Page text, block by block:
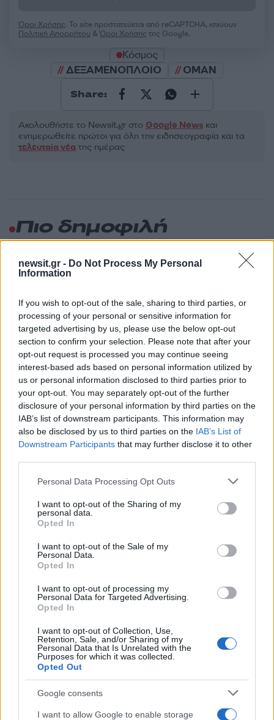
newsit.gr - Do Not Process My Personal
Information
If you wish to opt-out of the sale, sharing to third parties, or
processing of your personal or sensitive information for
targeted advertising by us, please use the below opt-out
section to confirm your selection. Please note that after your
opt-out request is processed you may continue seeing
interest-based ads based on personal information utilized by
us or personal information disclosed to third parties prior to
your opt-out. You may separately opt-out of the further
disclosure of your personal information by third parties on the
IAB’s list of downstream participants. This information may
also be disclosed by us to third parties on the IAB’s List of
Downstream Participants that may further disclose it to other
Please note that this website/app uses one or more Google
not limited to your visit or usage behaviour. You may click to
grant or deny consent to Google and its third-party tags to
use your data for below specified purposes in below Google
consent section.
Personal Data Processing Opt Outs
I want to opt-out of the Sharing of my
personal data.
Opted In
I want to opt-out of the Sale of my
Personal Data.
Opted In
I want to opt-out of processing my
Personal Data for Targeted Advertising.
Opted In
I want to opt-out of Collection, Use,
Retention, Sale, and/or Sharing of my
Personal Data that Is Unrelated with the
Purposes for which it was collected.
Opted Out
Google consents
I want to allow Google to enable storage
Όροι Χρήσης. Το site προστατεύεται από reCAPTCHA, ισχύουν
Πολιτική Απορρήτου &Όροι Χρήσης της Google.
Κόσμος
ΔΕΞΑΜΕΝΟΠΛΟΙΟ
ΟΜΑΝ
Share:
Ακολουθήστε το Νewsit.gr στο Google News και
ενημερωθείτε πρώτοι για όλη την ειδησεογραφία και τα
τελευταία νέα της ημέρας
Πιο δημοφιλή
1 Τουρισμός για Όλους 2026: Σήμερα ανοίγει
η πλατφόρμα – Ποια ΑΦΜ προηγούνται
στις αιτήσεις
2ταξίδι στην Αράχωβα – Όσα ισχυρίστηκε ο
26χρονος για τον θάνατο της Βρετανίδας
3Μύκονος: Βίντεο με τους αστυνομικούς να
εντοπίζουν την τσάντα Hermès και το
Rolex όπου άρπαξε Έλληνας οδηγός από
Ουκρανό τουρίστα
4Η φωτιά στη Δυτική Αττική, από την
κορυφή του Κιθαιρώνα – Το εντυπωσιακό
timelapse βίντεο
5Μυστράς: «Φρούριο» το ξενοδοχείο που
έκρυβε τη σορό του 90χρονου ο γιος του –
«Είχαμε να τον δούμε πάνω από 3 χρόνια»
Πιο σχολιασμένα
Μητσοτάκης στην υπογραφή συμφωνίας
για την ηλεκτρική διασύνδεση Ελλάδας –
είσοδος της Meridiam στην GSI
Το τελευταίο αντίο στον Γιάννη
εκείνο το σπάνιο μέταλλο μιας άλλης
εποχής», είπε ο Κυριάκος Μητσοτάκης
στον επικήδειο
Νέες απώλειες για την Καρυστιανού:
Παραιτήθηκαν Μουτσάτσου, Ιωαννίδου
και Κοτσόργιος - «Αποχωρώ από μια
αυταπάτη»
66 Αυγερινός, Μουτσάτσου και ακόμη 20
πρώην στελέχη κατά Καρυστιανού: «Δεν
αποχωρήσαμε για καρέκλες», αιχμές για
«συγκεντρωτικό μοντέλο»